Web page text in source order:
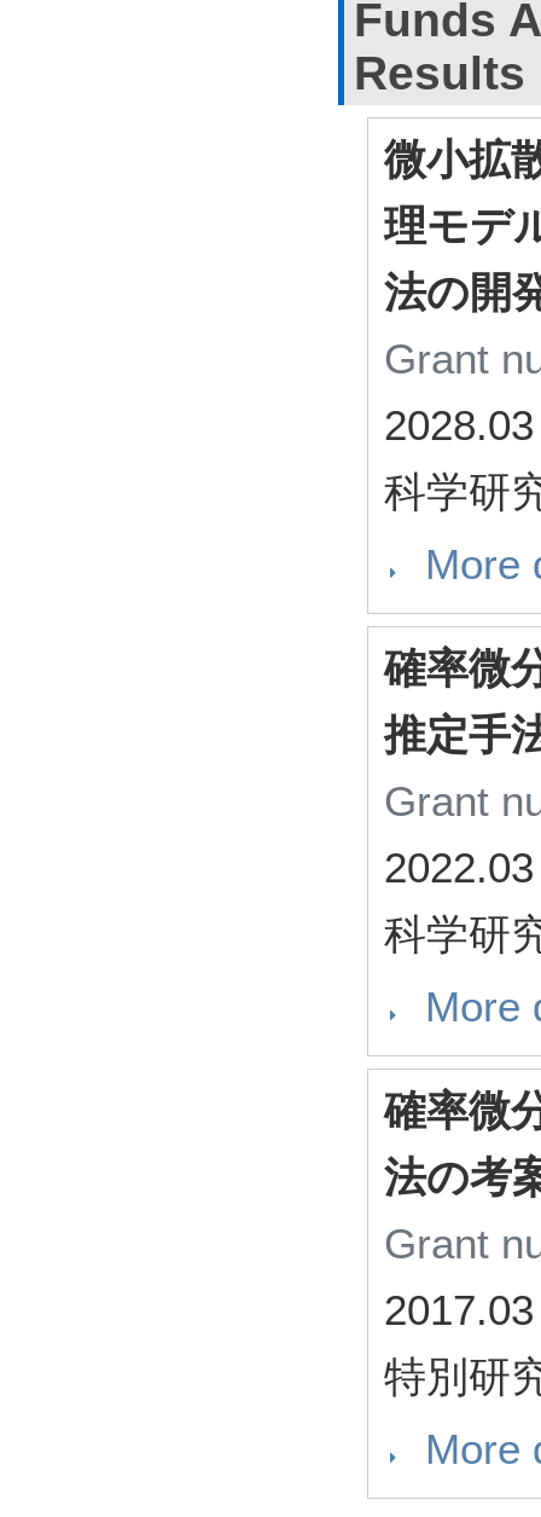
Funds
Results
微小拡
理モデ
法の開
Grant
2028.03
科学研
More
確率微
推定手
Grant
2022.03
科学研
More
確率微
法の考
Grant
2017.03
特別研
More